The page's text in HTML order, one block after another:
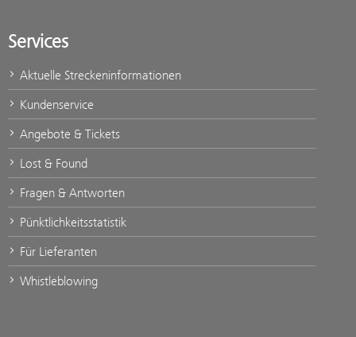
Services
Aktuelle Streckeninformationen
Kundenservice
Angebote & Tickets
Lost & Found
Fragen & Antworten
Pünktlichkeitsstatistik
Für Lieferanten
Whistleblowing